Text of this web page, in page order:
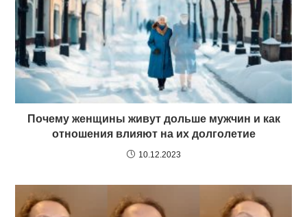
Почему женщины живут дольше мужчин и как
отношения влияют на их долголетие
10.12.2023